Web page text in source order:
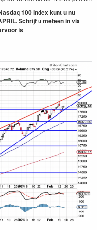
100 index kunt u nu
Schrijf u meteen in via
is